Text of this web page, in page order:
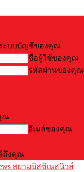
ะบบบัญชีของคุณ
ชื่อผู้ใช้ของคุณ
รหัสผ่านของคุณ
ณ
อีเมล์ของคุณ
ถึงคุณ
สยามบิสซิเนสนิวส์